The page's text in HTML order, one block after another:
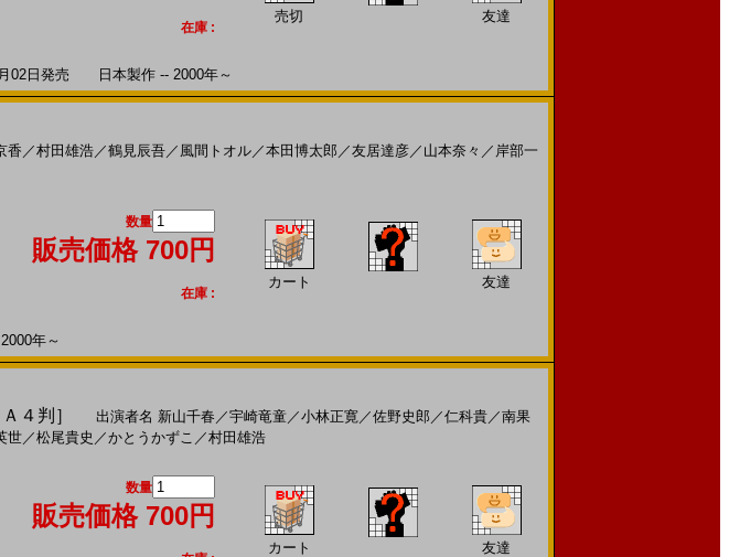
在庫 :
売切 友達
02日発売 日本製作 -- 2000年～
香 ／村田雄浩／鶴見辰吾／ 風間トオル／本田博太郎 ／友居達彦／ 山本奈々 ／ 岸部一
数量
販売価格 700円
在庫 :
カート 友達
年～
４判］ 出演者名 新山千春 ／宇崎竜童／小林正寛／佐野史郎 ／仁科貴／南果
世／松尾貴史 ／かとうかずこ ／村田雄浩
数量
販売価格 700円
カート 友達